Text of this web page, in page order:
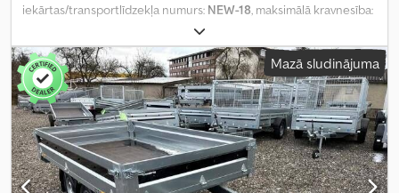
iekārtas/transportlīdzekļa numurs: NEW-18 , maksimālā kravnesība:
3 500 kg, asu konfigurācija:
krautuves garums:3 060 mm, iekraušanas vietas platums:1 840
mm, iekraušanas telpas augstums:300 mm, maksimālais ātrums:
100 km/h, piekabes bremze:bremzēta piekabe, Ražošanas gads:
2026,
Mazā sludinājuma